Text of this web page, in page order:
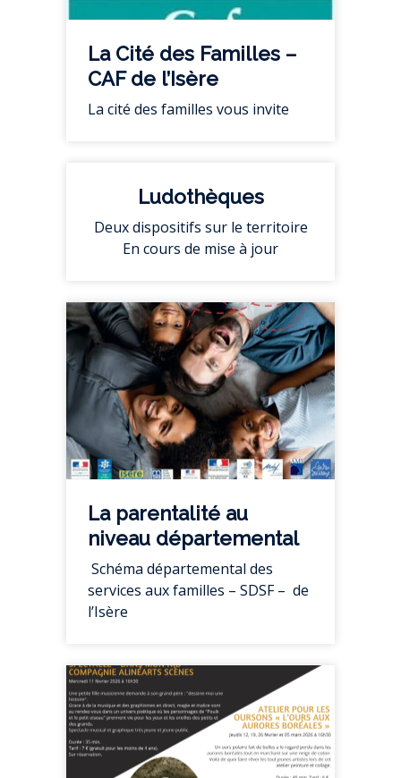
La Cité des Familles –
CAF de l’Isère
La cité des familles vous invite
Ludothèques
Deux dispositifs sur le territoire
En cours de mise à jour
La parentalité au
niveau départemental
Schéma départemental des
services aux familles – SDSF – de
l’Isère